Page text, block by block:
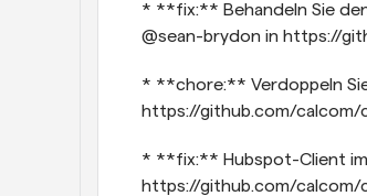
* **fix:** Behandeln Sie
@sean-brydon in https://
* **chore:** Verdoppeln
https://github.com/calcom/
* **fix:** Hubspot-Client im
https://github.com/calcom/